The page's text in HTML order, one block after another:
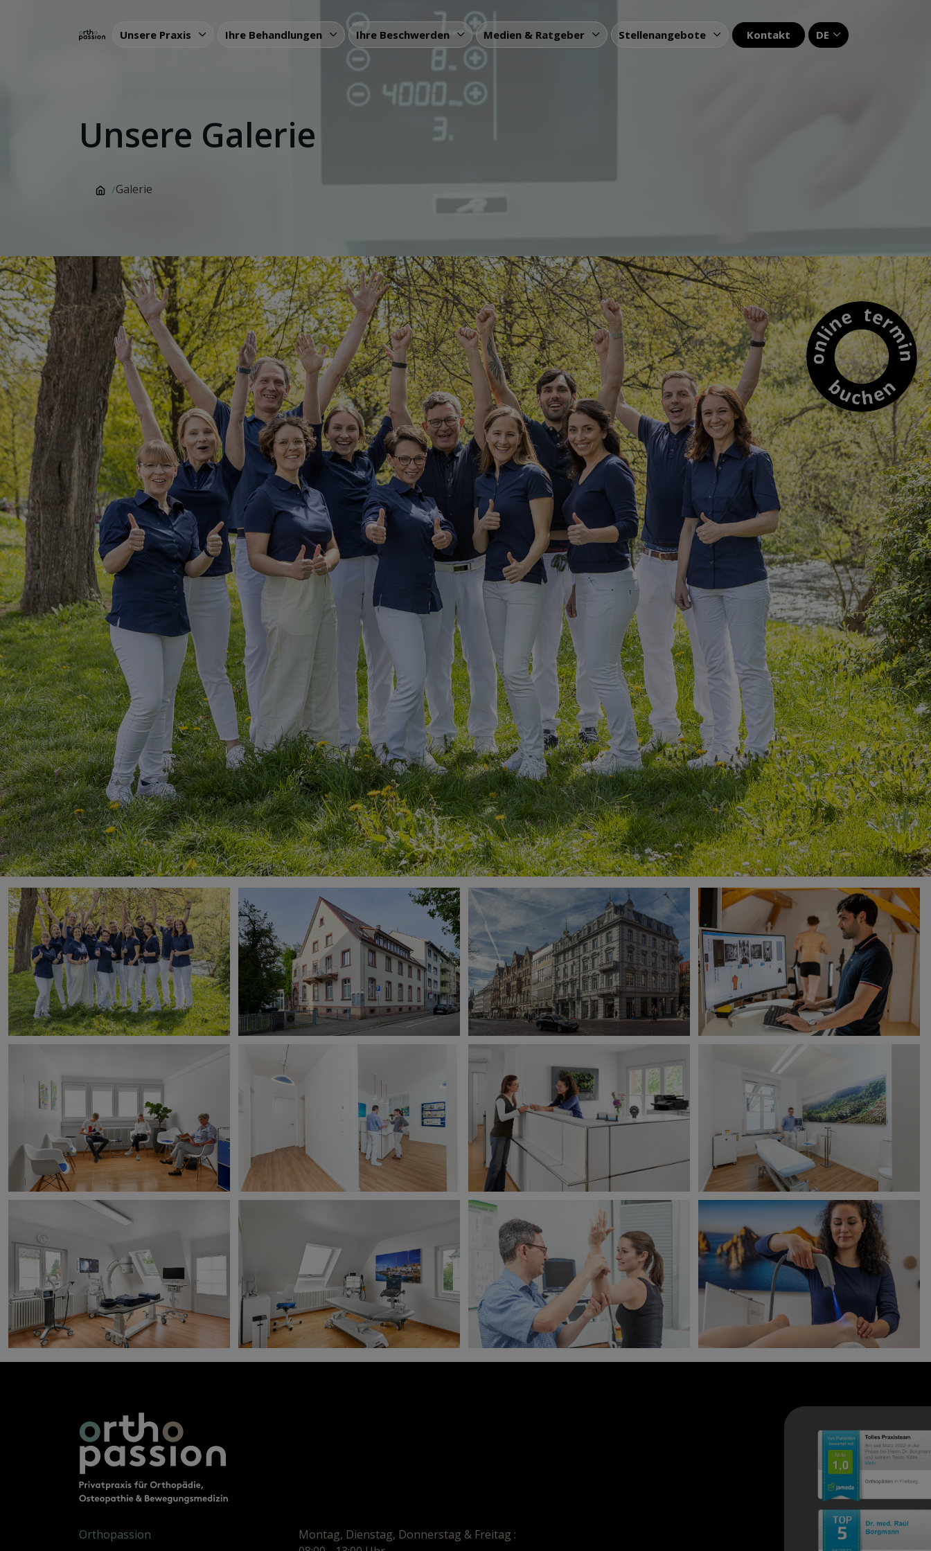
Unsere Praxis Ihre Behandlungen Ihre Beschwerden Medien & Ratgeber Stellenangebote Kontakt DE
Unsere Galerie
/Galerie
Orthopassion
Montag, Dienstag, Donnerstag & Freitag :